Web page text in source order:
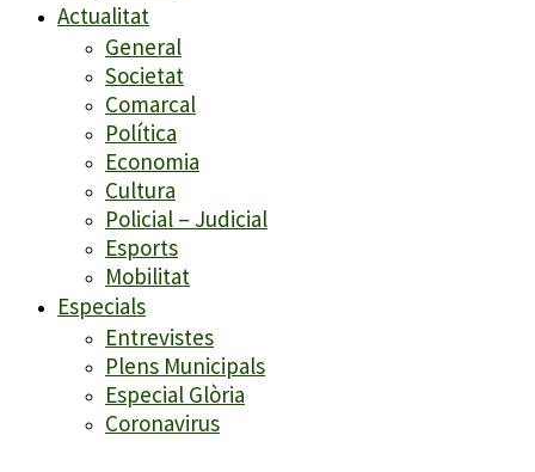
Actualitat
General
Societat
Comarcal
Política
Economia
Cultura
Policial – Judicial
Esports
Mobilitat
Especials
Entrevistes
Plens Municipals
Especial Glòria
Coronavirus